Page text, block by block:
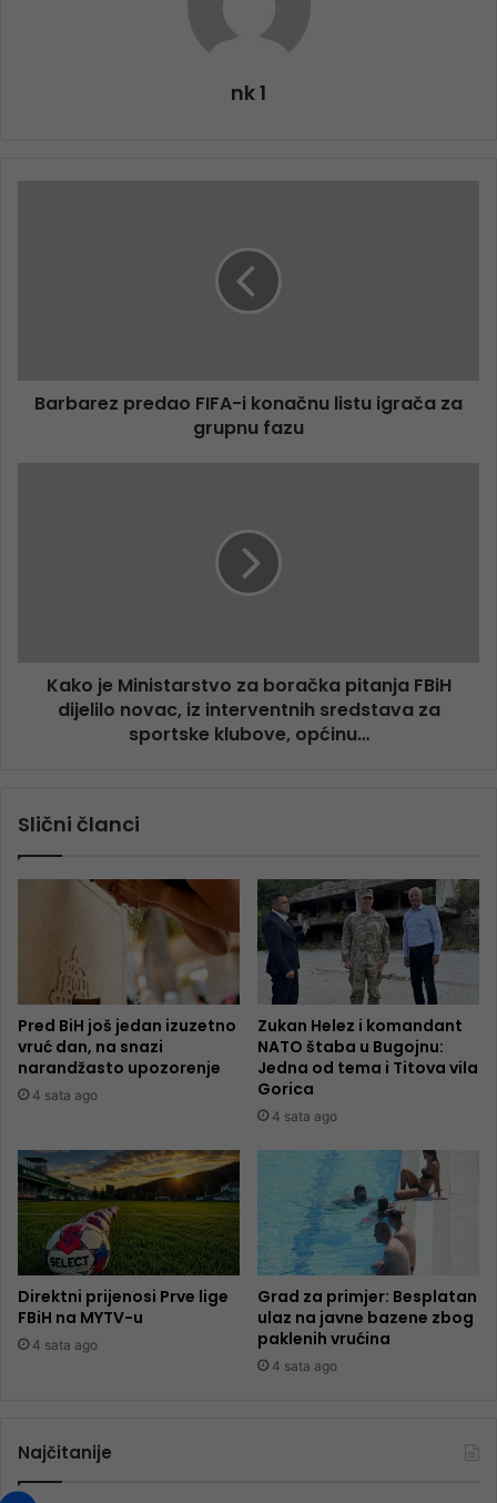
nk 1
Barbarez predao FIFA-i konačnu listu igrača za
grupnu fazu
Kako je Ministarstvo za boračka pitanja FBiH
dijelilo novac, iz interventnih sredstava za
sportske klubove, općinu…
Slični članci
Pred BiH još jedan izuzetno
vruć dan, na snazi
narandžasto upozorenje
4 sata ago
Zukan Helez i komandant
NATO štaba u Bugojnu:
Jedna od tema i Titova vila
Gorica
4 sata ago
Direktni prijenosi Prve lige
FBiH na MYTV-u
4 sata ago
Grad za primjer: Besplatan
ulaz na javne bazene zbog
paklenih vrućina
4 sata ago
Najčitanije